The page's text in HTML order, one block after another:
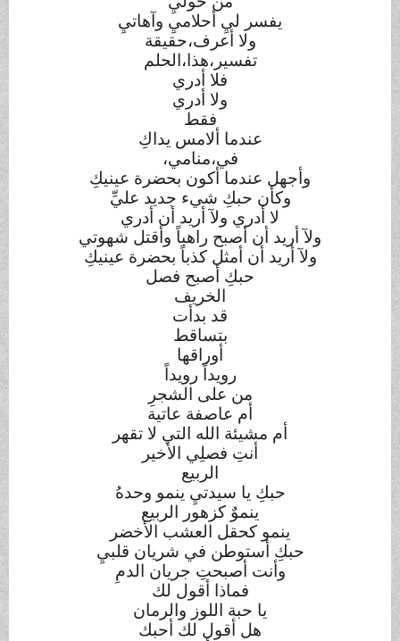
يفسر ليِ أحلاميِ وآهاتيِ
ولا أعرف،حقيقة
تفسير،هذا،الحلم
فلا أدري
ولا أدري
فقط
عندما ألامس يداكِ
في،منامي،
وأجهل عندما أكون بحضرة عينيكِ
وكأن حبكِ شيء جديد عليِّ
لا أدري ولآ أريد أن أدري
ولآ أريد أن أصبح راهباً وأقتل شهوتي
ولآ أريد أن أمثل كذباً بحضرة عينيكِ
حبكِ أصبح فصل
الخريف
قد بدأت
بتساقط
أوراقها
رويداً رويداً
من على الشجرِ
أم عاصفة عاتية
أم مشيئة الله التي لا تقهر
أنتِ فصلِي الأخير
الربيع
حبكِ يا سيدتيِ ينمو وحدهُ
ينموٌ كزهور الربيع
ينمو كحقل العشب الأخضر
حبكِ أستوطن في شريان قلبيِ
وأنت أصبحتِ جريان الدمِ
فماذا أقول لك
يا حبة اللوز والرمان
هل أقول لك أحبك